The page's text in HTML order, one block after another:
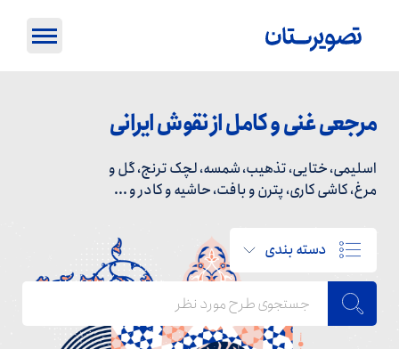
مرجعی غنی و کامل از نقوش ایرانی
اسلیمی، ختایی، تذهیب، شمسه، لچک ترنج، گل و
مرغ، کاشی کاری، پترن و بافت، حاشیه و کادر و ...
دسته بندی